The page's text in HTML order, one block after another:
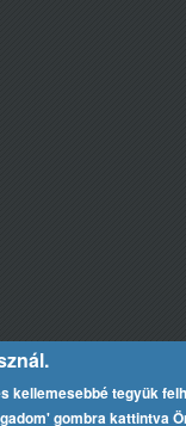
kellemesebbé tegyük
gombra kattintva